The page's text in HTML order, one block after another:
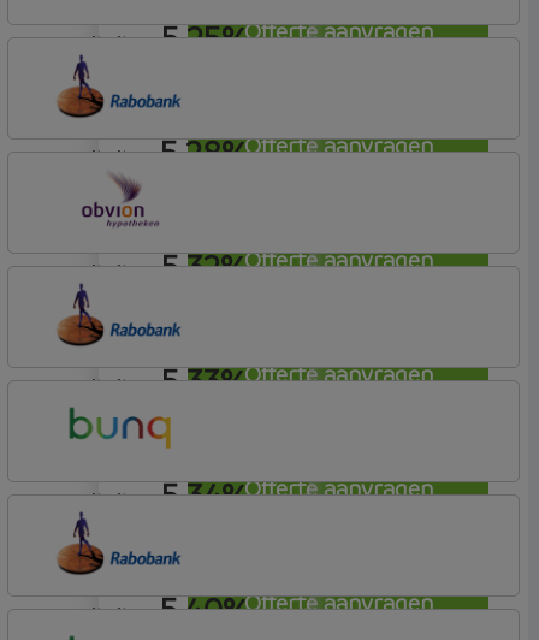
Offerte aanvragen
5,25%
Offerte aanvragen
annuiteit
5,28%
Offerte aanvragen
Bunq
Easy Mortgage
annuiteit
5,32%
Offerte aanvragen
Rabobank Spaarbank
Basisvoorwaarden
annuiteit
5,33%
Offerte aanvragen
OBVION Hypotheken
Woon Hypotheek
annuiteit
5,34%
Offerte aanvragen
Plusvoorwaarden
annuiteit
5,40%
Bunq
Easy Mortgage
annuiteit